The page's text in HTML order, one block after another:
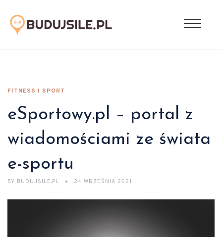
FITNESS I SPORT
eSportowy.pl – portal z
wiadomościami ze świata
e-sportu
BY BUDUJSILE.PL 24 WRZEŚNIA 2021